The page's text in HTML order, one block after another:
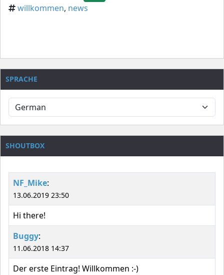
willkommen, news
SPRACHE
SHOUTBOX
NF_Mike:
13.06.2019 23:50
Hi there!
Buggy:
11.06.2018 14:37
Der erste Eintrag! Willkommen :-)